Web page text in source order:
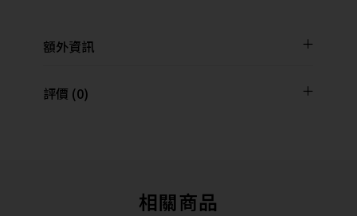
額外資訊
評價 (0)
相關商品